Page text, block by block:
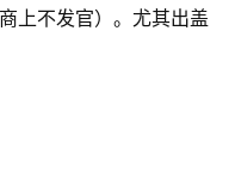
上不发官）。尤其出盖